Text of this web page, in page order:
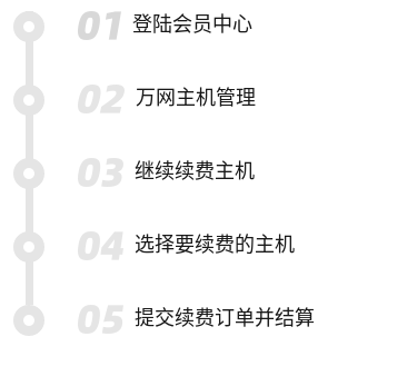
登陆会员中心
万网主机管理
继续续费主机
选择要续费的主机
提交续费订单并结算